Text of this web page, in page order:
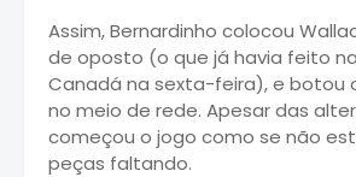
Assim, Bernardinho colocou
de oposto (o que já havia feito
Canadá na sexta-feira), e botou
no meio de rede. Apesar das
começou o jogo como se não
peças faltando.